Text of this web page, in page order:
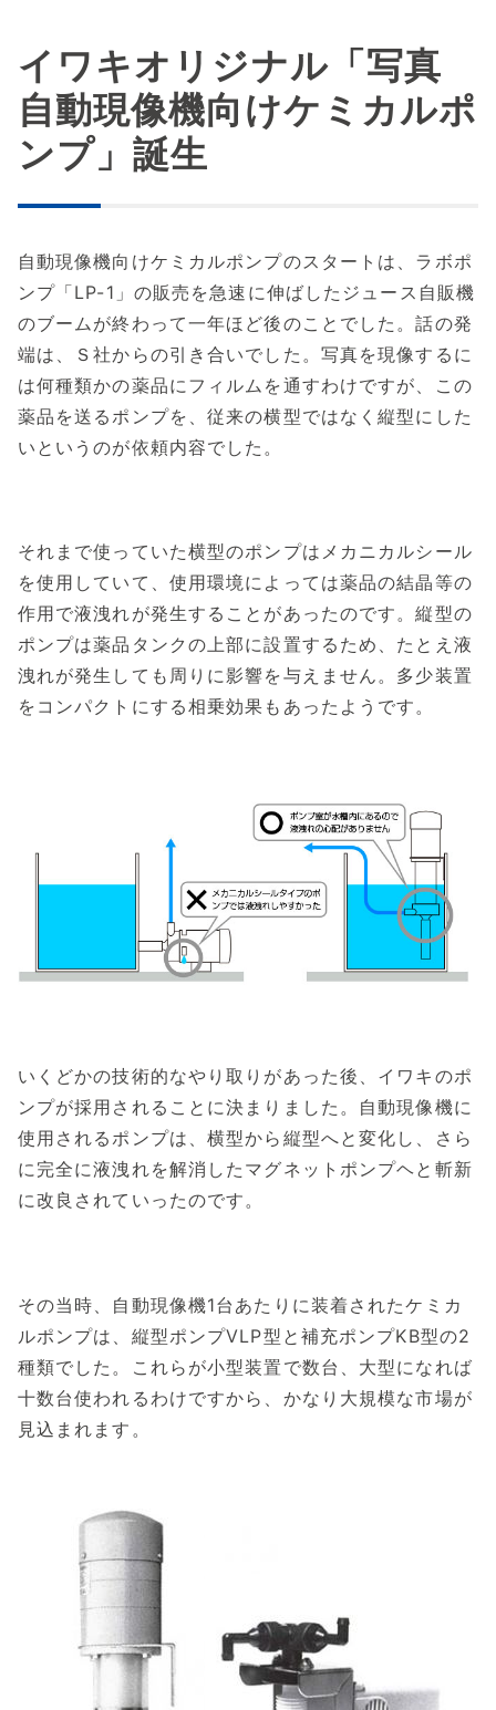
イワキオリジナル「写真
自動現像機向けケミカルポ
ンプ」誕生
自動現像機向けケミカルポンプのスタートは、ラボポ
ンプ「LP-1」の販売を急速に伸ばしたジュース自販機
のブームが終わって一年ほど後のことでした。話の発
端は、Ｓ社からの引き合いでした。写真を現像するに
は何種類かの薬品にフィルムを通すわけですが、この
薬品を送るポンプを、従来の横型ではなく縦型にした
いというのが依頼内容でした。
それまで使っていた横型のポンプはメカニカルシール
を使用していて、使用環境によっては薬品の結晶等の
作用で液洩れが発生することがあったのです。縦型の
ポンプは薬品タンクの上部に設置するため、たとえ液
洩れが発生しても周りに影響を与えません。多少装置
をコンパクトにする相乗効果もあったようです。
いくどかの技術的なやり取りがあった後、イワキのポ
ンプが採用されることに決まりました。自動現像機に
使用されるポンプは、横型から縦型へと変化し、さら
に完全に液洩れを解消したマグネットポンプヘと斬新
に改良されていったのです。
その当時、自動現像機1台あたりに装着されたケミカ
ルポンプは、縦型ポンプVLP型と補充ポンプKB型の2
種類でした。これらが小型装置で数台、大型になれば
十数台使われるわけですから、かなり大規模な市場が
見込まれます。